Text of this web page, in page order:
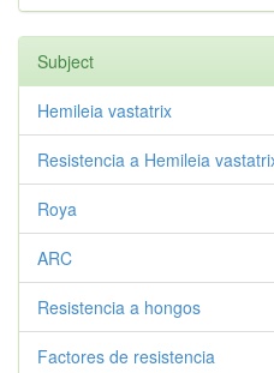
Subject
Hemileia vastatrix
Resistencia a Hemileia
Roya
ARC
Resistencia a hongos
Factores de resistencia